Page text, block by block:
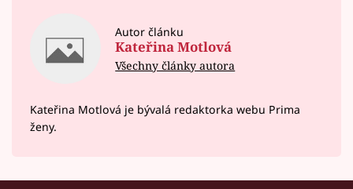
Autor článku
Kateřina Motlová
Všechny články autora
Kateřina Motlová je bývalá redaktorka webu Prima
ženy.